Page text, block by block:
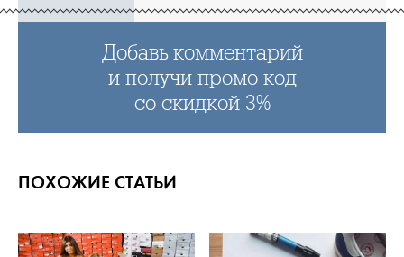
Добавь комментарий
и получи промо код
со скидкой 3%
ПОХОЖИЕ СТАТЬИ